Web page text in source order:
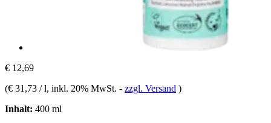
€ 12,69
(€ 31,73 / l, inkl. 20% MwSt. - zzgl. Versand )
Inhalt: 400 ml